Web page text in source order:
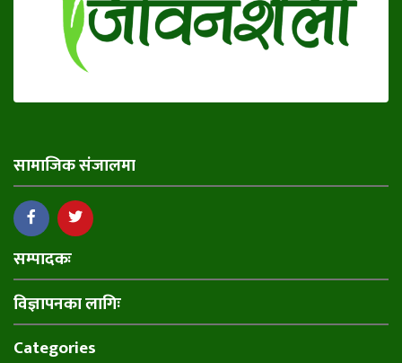
सामाजिक संजालमा
सम्पादकः
विज्ञापनका लागिः
Categories